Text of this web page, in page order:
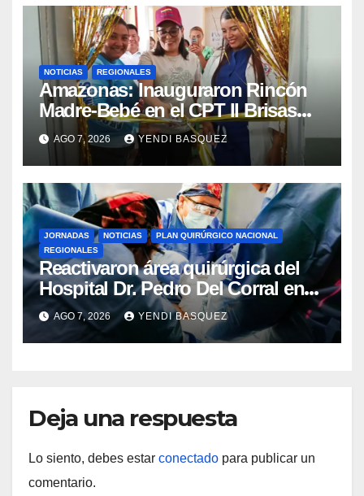
NOTICIAS REGIONALES
​Amazonas: Inauguraron Rincón
Madre-Bebé en el CPT II Brisas
del Aeropuerto ​Inauguraron
Rincón
AGO 7, 2026 YENDI BASQUEZ
JORNADAS NOTICIAS
PLAN QUIRÚRGICO NACIONAL
REGIONALES
Reactivaron área quirúrgica del
Hospital Dr. Pedro Del Corral en
Guárico
AGO 7, 2026 YENDI BASQUEZ
Deja una respuesta
Lo siento, debes estar conectado para publicar un
comentario.